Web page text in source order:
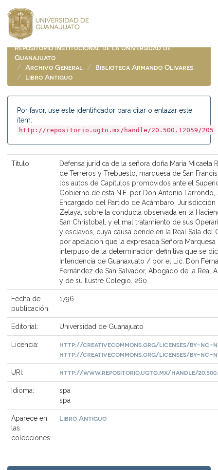
navigation
Repositorio Institucional de la Universidad de
Guanajuato
Archivo General
Biblioteca Armando Olivares
Libro Antiguo
Por favor, use este identificador para citar o enlazar este
ítem:
http://repositorio.ugto.mx/handle/20.500.12059/205
Título:
Defensa jurídica de la señora doña María Micaela
de Terreros y Trebuesto, marquesa de San
los autos de Capítulos promovidos ante el
Gobierno de esta N.E. por Don Antonio Larrondo,
Encargado del Partido de Acámbaro, Jurisdicción
Zelaya, sobre la conducta observada en la
San Christobal, y el mal tratamiento de sus
y esclavos, cuya causa pende en la Real Sala del
por apelación que la expresada Señora Marquesa
interpuso de la determinación definitiva que se
Intendencia de Guanaxuato / por el Lic. Don
Fernández de San Salvador, Abogado de la Real
y de su Ilustre Colegio. 260
Fecha de
publicación:
1796
Editorial: Universidad de Guanajuato
Licencia:
http://creativecommons.org/licenses/by-nc-
http://creativecommons.org/licenses/by-nc-
URI: http://www.repositorio.ugto.mx/handle/
Idioma:
spa
spa
Aparece en
las
colecciones:
Libro Antiguo